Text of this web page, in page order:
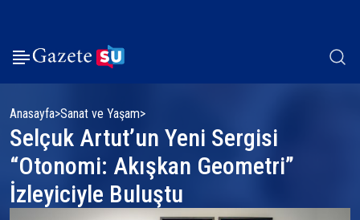
Anasayfa Sanat ve Yaşam
Selçuk Artut’un Yeni Sergisi
“Otonomi: Akışkan Geometri”
İzleyiciyle Buluştu